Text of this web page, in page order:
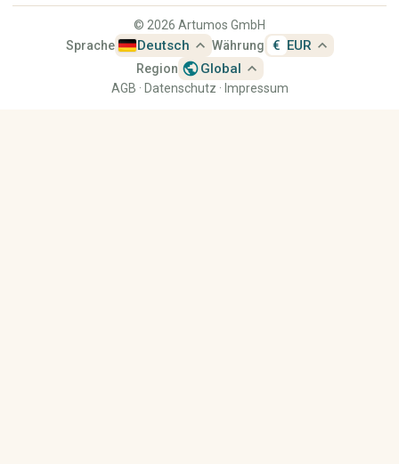
© 2026 Artumos GmbH
Sprache
Deutsch expand_less Währung € EUR expand_less
Region publicGlobal expand_less
AGB · Datenschutz · Impressum